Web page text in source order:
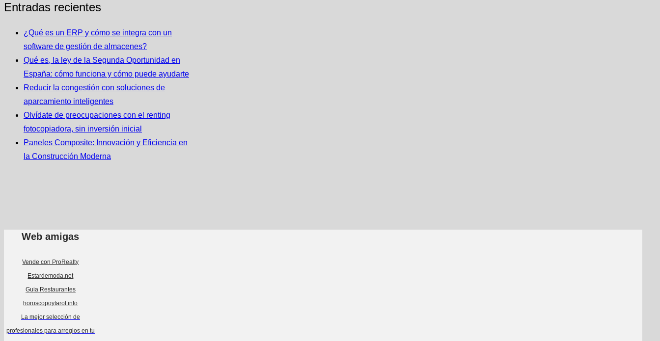
Entradas recientes
¿Qué es un ERP y cómo se integra con un
software de gestión de almacenes?
Qué es, la ley de la Segunda Oportunidad en
España: cómo funciona y cómo puede ayudarte
Reducir la congestión con soluciones de
aparcamiento inteligentes
Olvídate de preocupaciones con el renting
fotocopiadora, sin inversión inicial
Paneles Composite: Innovación y Eficiencia en
la Construcción Moderna
Web amigas
Vende con ProRealty
Estardemoda.net
Guia Restaurantes
horoscopoytarot.info
La mejor selección de
profesionales para arreglos en tu